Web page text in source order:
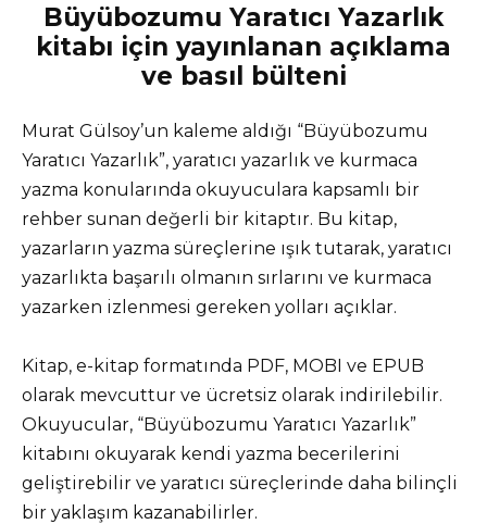
Büyübozumu Yaratıcı Yazarlık
kitabı için yayınlanan açıklama
ve basıl bülteni
Murat Gülsoy’un kaleme aldığı “Büyübozumu
Yaratıcı Yazarlık”, yaratıcı yazarlık ve kurmaca
yazma konularında okuyuculara kapsamlı bir
rehber sunan değerli bir kitaptır. Bu kitap,
yazarların yazma süreçlerine ışık tutarak, yaratıcı
yazarlıkta başarılı olmanın sırlarını ve kurmaca
yazarken izlenmesi gereken yolları açıklar.
Kitap, e-kitap formatında PDF, MOBI ve EPUB
olarak mevcuttur ve ücretsiz olarak indirilebilir.
Okuyucular, “Büyübozumu Yaratıcı Yazarlık”
kitabını okuyarak kendi yazma becerilerini
geliştirebilir ve yaratıcı süreçlerinde daha bilinçli
bir yaklaşım kazanabilirler.